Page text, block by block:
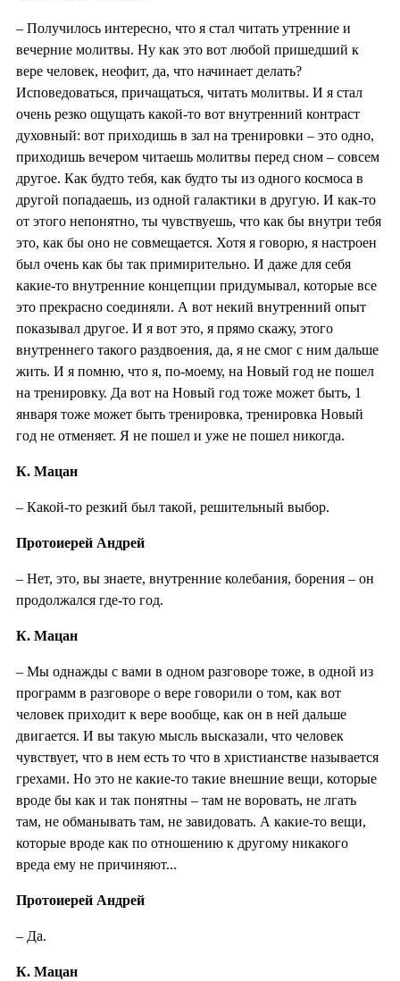
– Получилось интересно, что я стал читать утренние и
вечерние молитвы. Ну как это вот любой пришедший к
вере человек, неофит, да, что начинает делать?
Исповедоваться, причащаться, читать молитвы. И я стал
очень резко ощущать какой-то вот внутренний контраст
духовный: вот приходишь в зал на тренировки – это одно,
приходишь вечером читаешь молитвы перед сном – совсем
другое. Как будто тебя, как будто ты из одного космоса в
другой попадаешь, из одной галактики в другую. И как-то
от этого непонятно, ты чувствуешь, что как бы внутри тебя
это, как бы оно не совмещается. Хотя я говорю, я настроен
был очень как бы так примирительно. И даже для себя
какие-то внутренние концепции придумывал, которые все
это прекрасно соединяли. А вот некий внутренний опыт
показывал другое. И я вот это, я прямо скажу, этого
внутреннего такого раздвоения, да, я не смог с ним дальше
жить. И я помню, что я, по-моему, на Новый год не пошел
на тренировку. Да вот на Новый год тоже может быть, 1
января тоже может быть тренировка, тренировка Новый
год не отменяет. Я не пошел и уже не пошел никогда.
К. Мацан
– Какой-то резкий был такой, решительный выбор.
Протоиерей Андрей
– Нет, это, вы знаете, внутренние колебания, борения – он
продолжался где-то год.
К. Мацан
– Мы однажды с вами в одном разговоре тоже, в одной из
программ в разговоре о вере говорили о том, как вот
человек приходит к вере вообще, как он в ней дальше
двигается. И вы такую мысль высказали, что человек
чувствует, что в нем есть то что в христианстве называется
грехами. Но это не какие-то такие внешние вещи, которые
вроде бы как и так понятны – там не воровать, не лгать
там, не обманывать там, не завидовать. А какие-то вещи,
которые вроде как по отношению к другому никакого
вреда ему не причиняют...
Протоиерей Андрей
– Да.
К. Мацан